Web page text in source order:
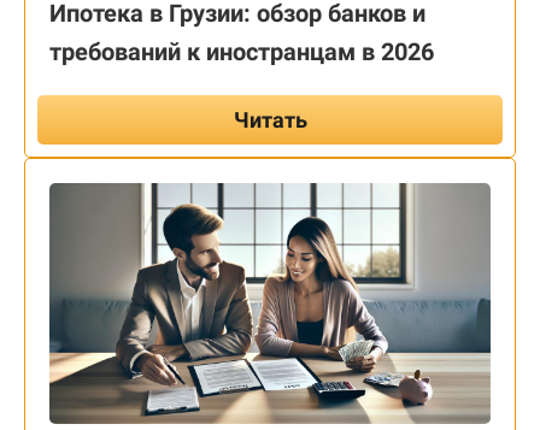
Ипотека в Грузии: обзор банков и
требований к иностранцам в 2026
Читать